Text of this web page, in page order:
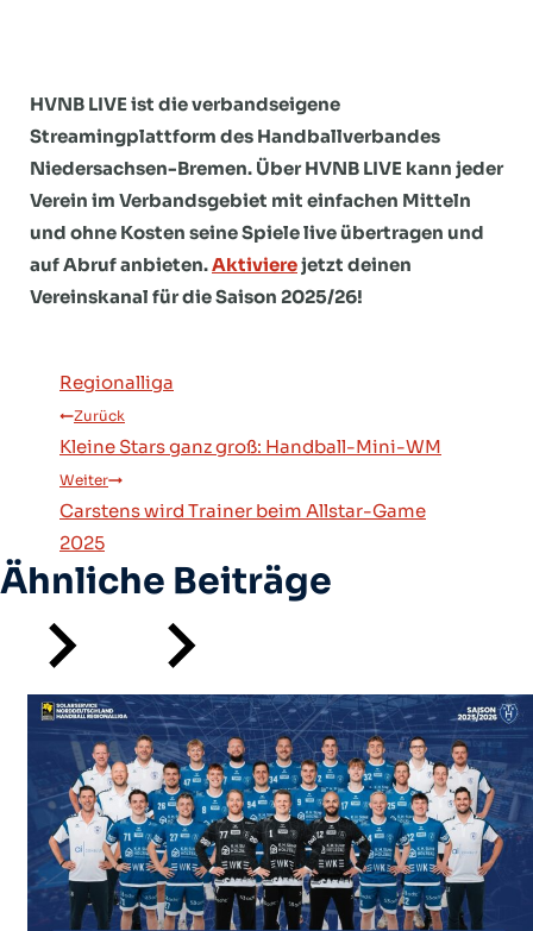
HVNB LIVE ist die verbandseigene
Streamingplattform des Handballverbandes
Niedersachsen-Bremen. Über HVNB LIVE kann jeder
Verein im Verbandsgebiet mit einfachen Mitteln
und ohne Kosten seine Spiele live übertragen und
auf Abruf anbieten.Aktivierejetzt deinen
Vereinskanal für die Saison 2025/26!
Regionalliga
Beitragsnavigation
Zurück
Kleine Stars ganz groß: Handball-Mini-WM
Weiter
Carstens wird Trainer beim Allstar-Game
2025
Ähnliche Beiträge